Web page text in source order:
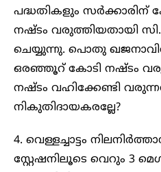
പദ്ധതികളും സർക്കാരിന്
നഷ്ടം വരുത്തിയതായി
ചെയ്യുന്നു. പൊതു
ഒരഞ്ഞൂറ് കോടി നഷ്ടം
നഷ്ടം വഹിക്കേണ്ടി
നികുതിദായകരല്ലേ?
4. വെള്ളച്ചാട്ടം
സ്റ്റേഷനിലൂടെ വെറും 3